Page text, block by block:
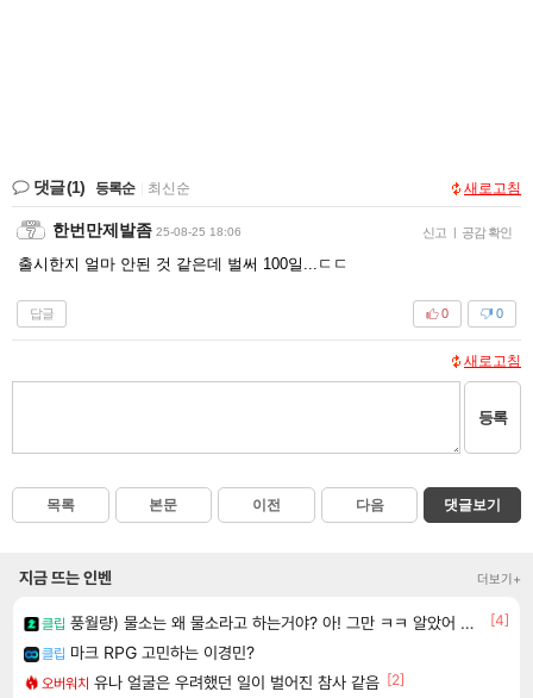
댓글(1) 등록순 최신순 새로고침
한번만제발좀 25-08-25 18:06 신고 | 공감 확인
출시한지 얼마 안된 것 같은데 벌써 100일...ㄷㄷ
답글 0
0
새로고침
등록
목록 본문 이전 다음 댓글보기
지금 뜨는 인벤 더보기+
클립 풍월량) 물소는 왜 물소라고 하는거야? 아! 그만 ㅋㅋ 알았어 ㅋㅋ
[4]
클립 마크 RPG 고민하는 이경민?
오버워치 유나 얼굴은 우려했던 일이 벌어진 참사 같음 [2]